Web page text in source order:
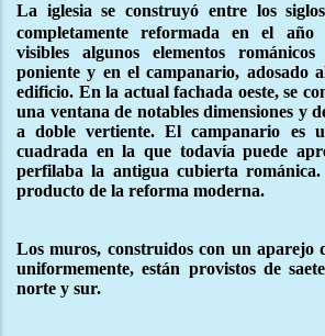
La iglesia se construyó entre los
completamente reformada en el año
visibles algunos elementos
poniente y en el campanario, adosado
edificio. En la actual fachada oeste, se
una ventana de notables dimensiones y
a doble vertiente. El campanario es
cuadrada en la que todavía puede
perfilaba la antigua cubierta
producto de la reforma moderna.
Los muros, construidos con un aparejo
uniformemente, están provistos de
norte y sur.